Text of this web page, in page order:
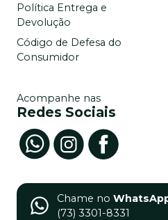
Política Entrega e
Devolução
Código de Defesa do
Consumidor
Acompanhe nas
Redes Sociais
Chame no
(73) 3301-8331